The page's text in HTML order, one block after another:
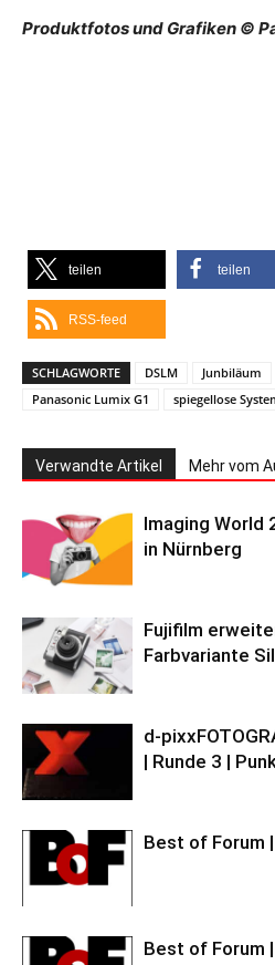
Produktfotos und Grafiken ©
teilen teilen
RSS-feed
SCHLAGWORTE DSLM Junbiläum
Panasonic Lumix G1
spiegellose
Verwandte Artikel Mehr vom
Imaging World
in Nürnberg
Fujifilm
Farbvariante
d-
| Runde 3 |
Best of Forum |
Best of Forum